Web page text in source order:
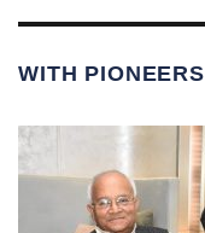
WITH PIONEERS